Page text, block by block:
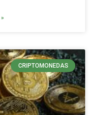
CRIPTOMONEDAS